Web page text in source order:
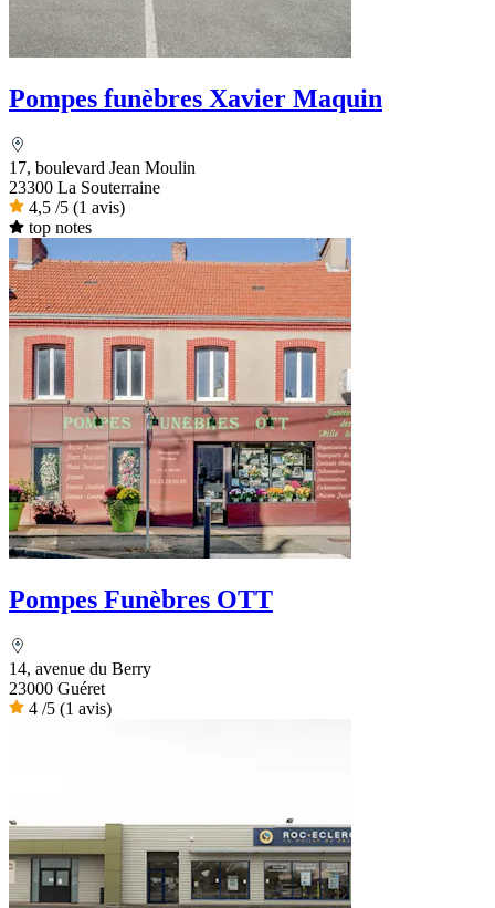
Pompes funèbres Xavier Maquin
17, boulevard Jean Moulin
23300 La Souterraine
4,5 /5 (1 avis)
top notes
Pompes Funèbres OTT
14, avenue du Berry
23000 Guéret
4 /5 (1 avis)